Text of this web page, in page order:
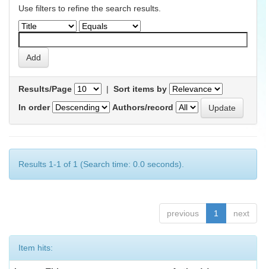
Use filters to refine the search results.
Results/Page | Sort items by
In order
Authors/record
Results 1-1 of 1 (Search time: 0.0 seconds).
previous 1 next
Item hits: